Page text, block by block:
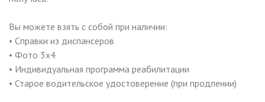
Вы можете взять с собой при наличии:
• Справки из диспансеров
• Фото 3х4
• Индивидуальная программа реабилитации
• Старое водительское удостоверение (при продлении)